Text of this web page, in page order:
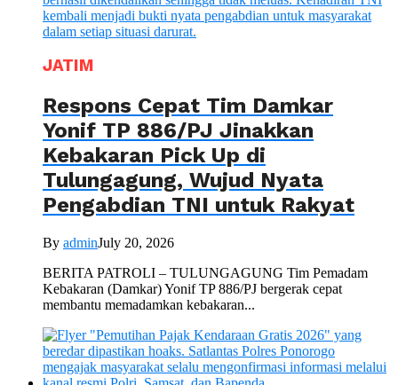
JATIM
Respons Cepat Tim Damkar
Yonif TP 886/PJ Jinakkan
Kebakaran Pick Up di
Tulungagung, Wujud Nyata
Pengabdian TNI untuk Rakyat
By adminJuly 20, 2026
BERITA PATROLI – TULUNGAGUNG Tim Pemadam
Kebakaran (Damkar) Yonif TP 886/PJ bergerak cepat
membantu memadamkan kebakaran...